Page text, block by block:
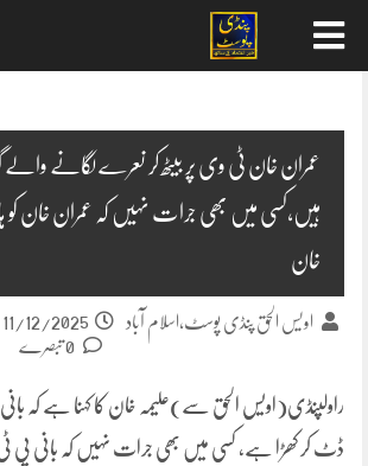
عمران خان ٹی وی پر بیٹھ کر نعرے لگانے والے
ہیں،کسی میں بھی جرات نہیں کہ عمران خان کو
خان
اویس الحق پنڈی پوسٹ،اسلام آباد
11/12/2025
راولپنڈی(اویس الحق سے)علیمہ خان کا کہنا ہے کہ بانی
ڈٹ کر کھڑا ہے، کسی میں بھی جرات نہیں کہ بانی پی ٹی